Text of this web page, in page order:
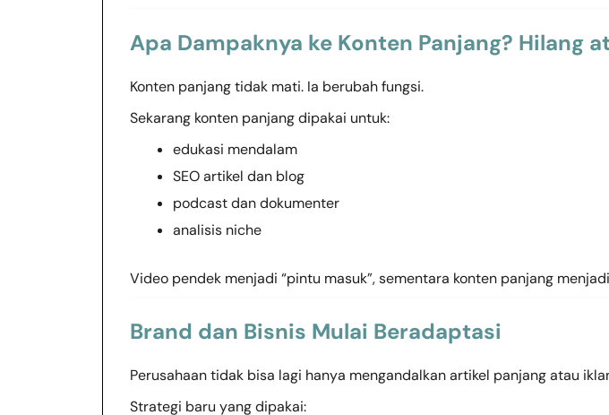
Apa Dampaknya ke Konten Panjang? Hilang
Konten panjang tidak mati. Ia berubah fungsi.
Sekarang konten panjang dipakai untuk:
edukasi mendalam
SEO artikel dan blog
podcast dan dokumenter
analisis niche
Video pendek menjadi “pintu masuk”, sementara konten panjang
Brand dan Bisnis Mulai Beradaptasi
Perusahaan tidak bisa lagi hanya mengandalkan artikel panjang atau
Strategi baru yang dipakai: